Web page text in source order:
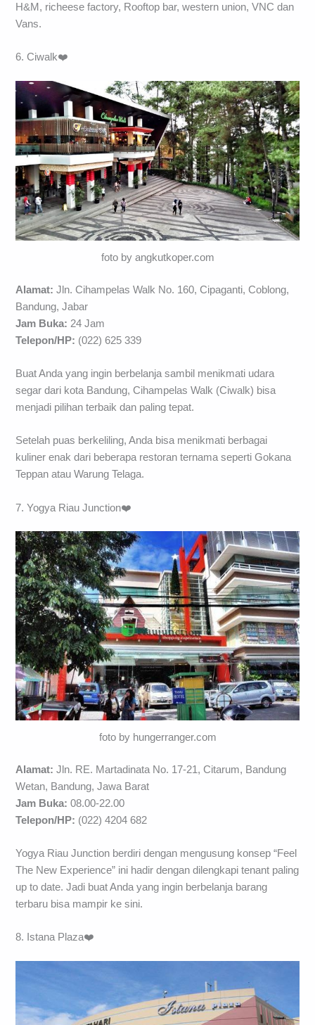
H&M, richeese factory, Rooftop bar, western union, VNC dan
Vans.
6. Ciwalk❤️
foto by angkutkoper.com
Alamat: Jln. Cihampelas Walk No. 160, Cipaganti, Coblong,
Bandung, Jabar
Jam Buka: 24 Jam
Telepon/HP: (022) 625 339
Buat Anda yang ingin berbelanja sambil menikmati udara
segar dari kota Bandung, Cihampelas Walk (Ciwalk) bisa
menjadi pilihan terbaik dan paling tepat.
Setelah puas berkeliling, Anda bisa menikmati berbagai
kuliner enak dari beberapa restoran ternama seperti Gokana
Teppan atau Warung Telaga.
7. Yogya Riau Junction❤️
foto by hungerranger.com
Alamat: Jln. RE. Martadinata No. 17-21, Citarum, Bandung
Wetan, Bandung, Jawa Barat
Jam Buka: 08.00-22.00
Telepon/HP: (022) 4204 682
Yogya Riau Junction berdiri dengan mengusung konsep “Feel
The New Experience” ini hadir dengan dilengkapi tenant paling
up to date. Jadi buat Anda yang ingin berbelanja barang
terbaru bisa mampir ke sini.
8. Istana Plaza❤️